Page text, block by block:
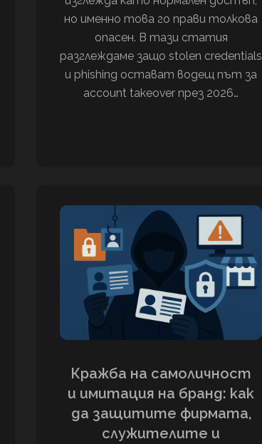
но именно това го прави толкова
опасен. В тази статия
разглеждаме защо stolen credentials
и phishing остават водещ път за
account takeover през 2026…
Кражба на самоличност
и имитация на бранд: как
да защитите фирмата,
служителите и